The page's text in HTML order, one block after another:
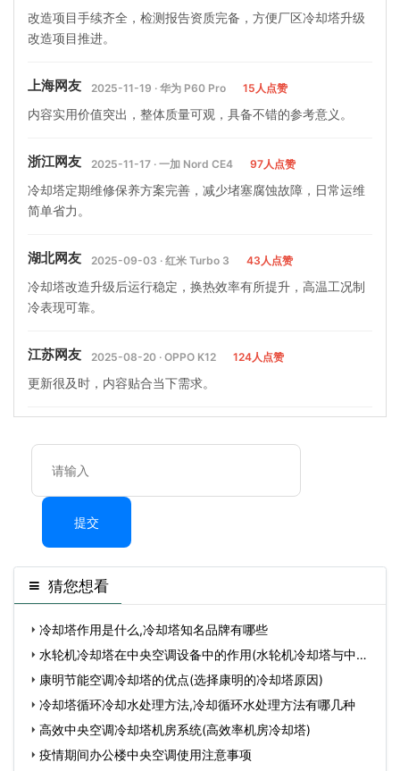
改造项目手续齐全，检测报告资质完备，方便厂区冷却塔升级
改造项目推进。
上海网友 2025-11-19 · 华为 P60 Pro 15人点赞
内容实用价值突出，整体质量可观，具备不错的参考意义。
浙江网友 2025-11-17 · 一加 Nord CE4 97人点赞
冷却塔定期维修保养方案完善，减少堵塞腐蚀故障，日常运维
简单省力。
湖北网友 2025-09-03 · 红米 Turbo 3 43人点赞
冷却塔改造升级后运行稳定，换热效率有所提升，高温工况制
冷表现可靠。
江苏网友 2025-08-20 · OPPO K12 124人点赞
更新很及时，内容贴合当下需求。
提交
猜您想看
冷却塔作用是什么,冷却塔知名品牌有哪些
水轮机冷却塔在中央空调设备中的作用(水轮机冷却塔与中央
空 康明节能空调冷却塔的优点(选择康明的冷却塔原因)
冷却塔循环冷却水处理方法,冷却循环水处理方法有哪几种
高效中央空调冷却塔机房系统(高效率机房冷却塔)
疫情期间办公楼中央空调使用注意事项